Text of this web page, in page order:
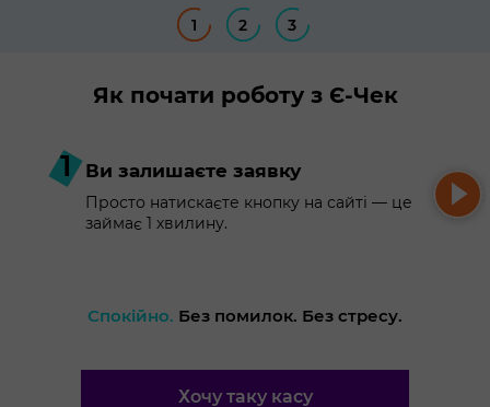
1 2 3
Як почати роботу з Є-Чек
1 Ви залишаєте заявку
Просто натискаєте кнопку на сайті — це
займає 1 хвилину.
Спокійно. Без помилок. Без стресу.
Хочу таку касу